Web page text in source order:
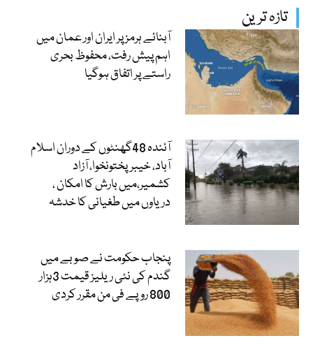
تازہ ترین
آبنائے ہرمز پر ایران اور عمان میں
اہم پیش رفت، محفوظ بحری
راستے پر اتفاق ہوگیا
آئندہ 48گھنٹوں کے دوران اسلام
آباد، خیبرپختونخوا، آزاد
کشمیر،میں بارش کا امکان ،
دریاوں میں طغیانی کا خدشہ
پنجاب حکومت نے صوبے میں
گندم کی نئی ریلیز قیمت 3ہزار
800 روپے فی من مقرر کردی